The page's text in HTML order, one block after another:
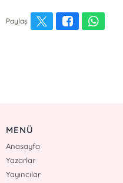
Paylaş
MENÜ
Anasayfa
Yazarlar
Yayıncılar